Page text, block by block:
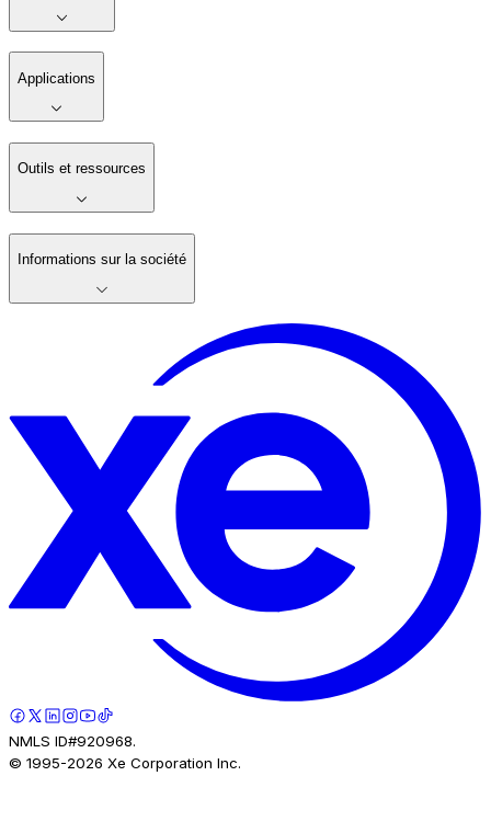
Applications
Outils et ressources
Informations sur la société
NMLS ID#920968.
© 1995-2026 Xe Corporation Inc.